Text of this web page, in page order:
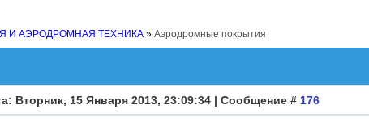
И АЭРОДРОМНАЯ ТЕХНИКА » Аэродромные покрытия
Вторник, 15 Января 2013, 23:09:34 | Сообщение # 176